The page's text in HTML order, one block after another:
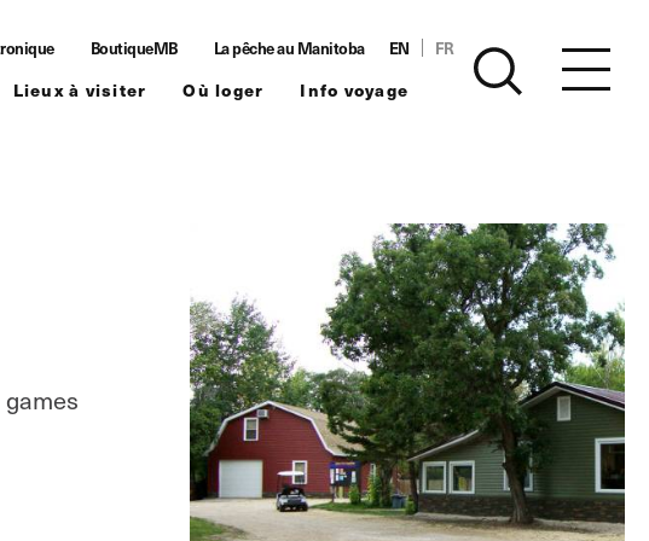
BoutiqueMB La pêche au Manitoba FR
EN
Lieux à visiter Où loger Info voyage